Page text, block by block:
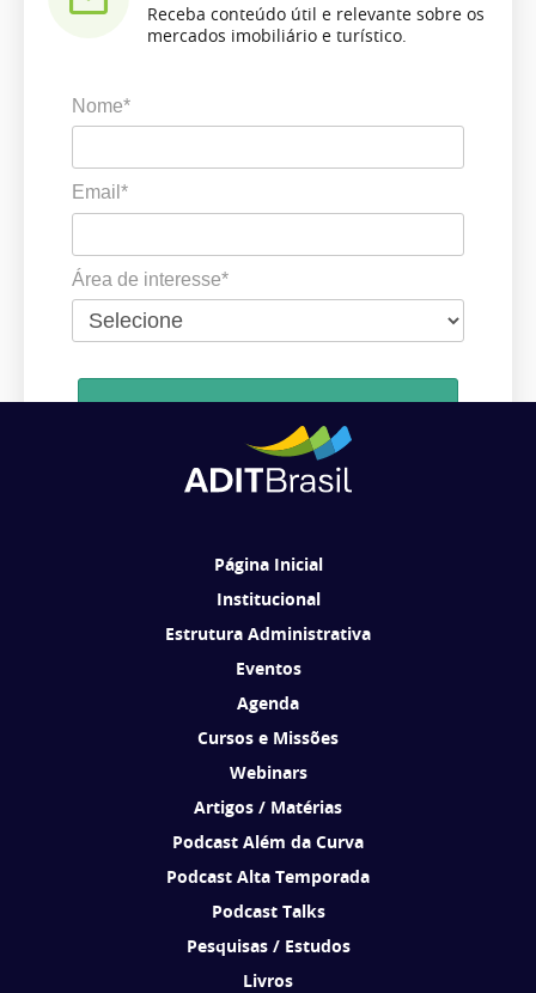
Receba conteúdo útil e relevante sobre os
mercados imobiliário e turístico.
Nome*
Email*
Área de interesse*
Ao se cadastrar, você concorda em receber comunicações da ADIT
Página Inicial
Institucional
Estrutura Administrativa
Eventos
Agenda
Cursos e Missões
Webinars
Artigos / Matérias
Podcast Além da Curva
Podcast Alta Temporada
Podcast Talks
Pesquisas / Estudos
Livros